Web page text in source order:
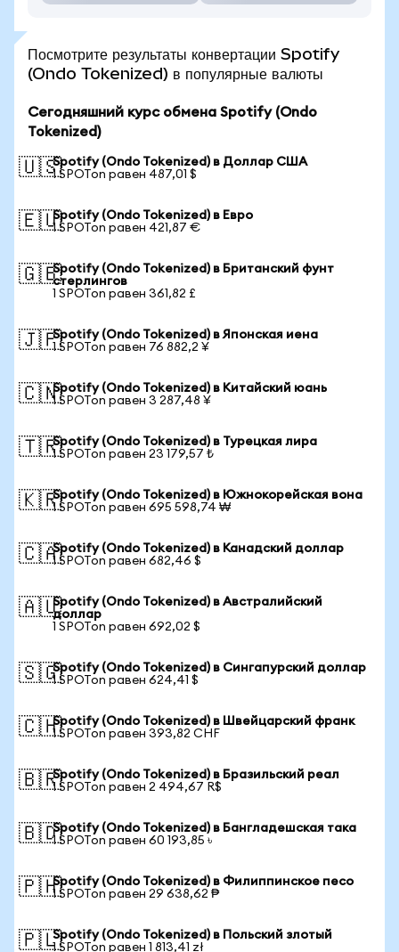
Посмотрите результаты конвертации Spotify
(Ondo Tokenized) в популярные валюты
Сегодняшний курс обмена Spotify (Ondo
Tokenized)
🇺🇸Spotify (Ondo Tokenized) в Доллар США
1 SPOTon равен 487,01 $
🇪🇺Spotify (Ondo Tokenized) в Евро
1 SPOTon равен 421,87 €
🇬🇧Spotify (Ondo Tokenized) в Британский фунт
стерлингов
1 SPOTon равен 361,82 £
🇯🇵Spotify (Ondo Tokenized) в Японская иена
1 SPOTon равен 76 882,2 ¥
🇨🇳Spotify (Ondo Tokenized) в Китайский юань
1 SPOTon равен 3 287,48 ¥
🇹🇷Spotify (Ondo Tokenized) в Турецкая лира
1 SPOTon равен 23 179,57 ₺
🇰🇷Spotify (Ondo Tokenized) в Южнокорейская вона
1 SPOTon равен 695 598,74 ₩
🇨🇦Spotify (Ondo Tokenized) в Канадский доллар
1 SPOTon равен 682,46 $
🇦🇺Spotify (Ondo Tokenized) в Австралийский
доллар
1 SPOTon равен 692,02 $
🇸🇬Spotify (Ondo Tokenized) в Сингапурский доллар
1 SPOTon равен 624,41 $
🇨🇭Spotify (Ondo Tokenized) в Швейцарский франк
1 SPOTon равен 393,82 CHF
🇧🇷Spotify (Ondo Tokenized) в Бразильский реал
1 SPOTon равен 2 494,67 R$
🇧🇩Spotify (Ondo Tokenized) в Бангладешская така
1 SPOTon равен 60 193,85 ৳
🇵🇭Spotify (Ondo Tokenized) в Филиппинское песо
1 SPOTon равен 29 638,62 ₱
🇵🇱Spotify (Ondo Tokenized) в Польский злотый
1 SPOTon равен 1 813,41 zł